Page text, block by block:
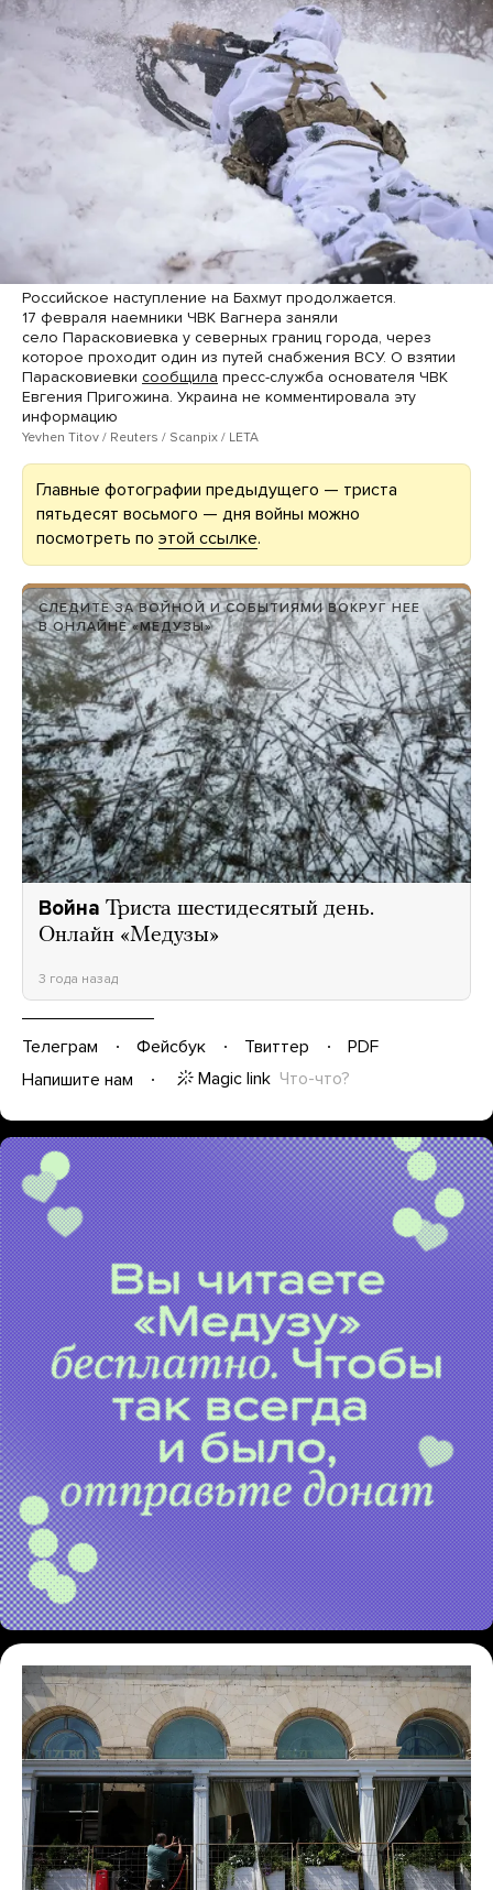
Российское наступление на Бахмут продолжается.
17 февраля наемники ЧВК Вагнера заняли
село Парасковиевка у северных границ города, через
которое проходит один из путей снабжения ВСУ. О взятии
Парасковиевки сообщила пресс-служба основателя ЧВК
Евгения Пригожина. Украина не комментировала эту
информацию
Yevhen Titov / Reuters / Scanpix / LETA
Главные фотографии предыдущего — триста
пятьдесят восьмого — дня войны можно
посмотреть по этой ссылке.
СЛЕДИТЕ ЗА ВОЙНОЙ И СОБЫТИЯМИ ВОКРУГ НЕЕ
В ОНЛАЙНЕ «МЕДУЗЫ»
Война Триста шестидесятый день.
Онлайн «Медузы»
3 года назад
Телеграм Фейсбук Твиттер
PDF
Напишите нам
Magic link Что-что?